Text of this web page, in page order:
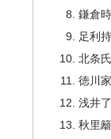
鎌倉
足利
北条
徳川
浅井
秋里